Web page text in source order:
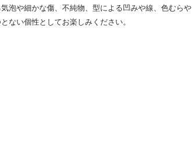
泡や細かな傷、不純物、型による凹みや線、色むらや
ない個性としてお楽しみください。